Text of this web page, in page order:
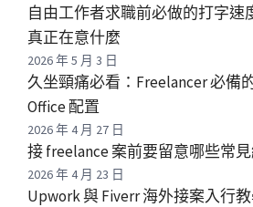
自由工作者求職前必做的打字速
真正在意什麼
2026 年 5 月 3 日
久坐頸痛必看：Freelancer 必備
Office 配置
2026 年 4 月 27 日
接 freelance 案前要留意哪些常
2026 年 4 月 23 日
Upwork 與 Fiverr 海外接案入行